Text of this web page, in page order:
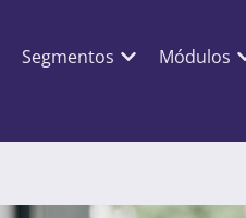
Segmentos Módulos